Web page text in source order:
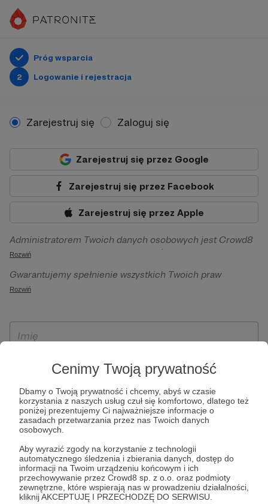
Cenimy Twoją prywatność
Dbamy o Twoją prywatność i chcemy, abyś w czasie
korzystania z naszych usług czuł się komfortowo, dlatego też
poniżej prezentujemy Ci najważniejsze informacje o
zasadach przetwarzania przez nas Twoich danych
osobowych.
Aby wyrazić zgody na korzystanie z technologii
automatycznego śledzenia i zbierania danych, dostęp do
informacji na Twoim urządzeniu końcowym i ich
przechowywanie przez Crowd8 sp. z o.o. oraz podmioty
zewnętrzne, które wspierają nas w prowadzeniu działalności,
kliknij AKCEPTUJĘ I PRZECHODZĘ DO SERWISU.
Próg wsparcia
2
Logowanie i rejestracja
Zarejestruj się Zaloguj się
Zarejestruj się przez Google
Zarejestruj się przez Facebook
Zarejestruj się przez Apple
Administratorem Twoich danych osobowych jest Crowd8
sp. z o.o. z siedziba w Warszawie, ul. Żwirki i Wigury 16, 02-
092 Warszawa. Twoje dane osobowe będą przetwarzane w
szczególności w celu wykonania umowy zawartej z Tobą, w
Patronite.pl, w tym możliwości dokonywania oraz
otrzymywania wsparcia na naszej platformie oraz
Rozwiń
Gwarantujemy spełnienie wszystkich Twoich praw
wynikających z ogólnego rozporządzenia o ochronie
ich przenoszenia, niepodlegania zautomatyzowanemu
wyrażenia sprzeciwu wobec przetwarzania Twoich danych
osobowych. Rejestracja dla osób niepełnoletnich możliwa
jest po przekazaniu podpisanego formularza "Zgodna na
założenie konta przez osobę niepełnoletnią", formularz
dostępny jest na stronie regulaminu Patronite.pl.
Rozwiń